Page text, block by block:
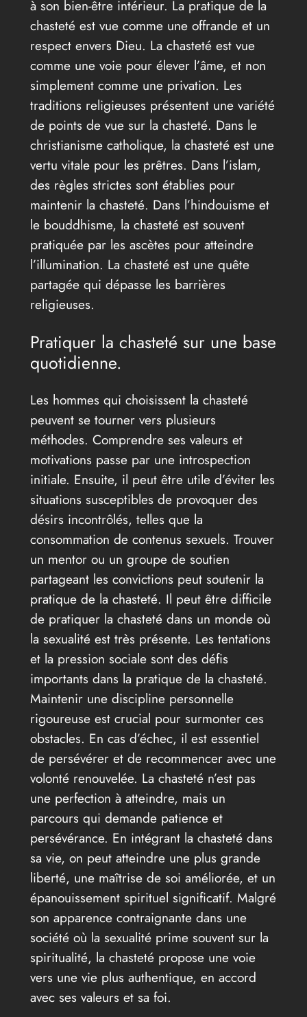
à son bien-être intérieur. La pratique de la
chasteté est vue comme une offrande et un
respect envers Dieu. La chasteté est vue
comme une voie pour élever l’âme, et non
simplement comme une privation. Les
traditions religieuses présentent une variété
de points de vue sur la chasteté. Dans le
christianisme catholique, la chasteté est une
vertu vitale pour les prêtres. Dans l’islam,
des règles strictes sont établies pour
maintenir la chasteté. Dans l’hindouisme et
le bouddhisme, la chasteté est souvent
pratiquée par les ascètes pour atteindre
l’illumination. La chasteté est une quête
partagée qui dépasse les barrières
religieuses.
Pratiquer la chasteté sur une base
quotidienne.
Les hommes qui choisissent la chasteté
peuvent se tourner vers plusieurs
méthodes. Comprendre ses valeurs et
motivations passe par une introspection
initiale. Ensuite, il peut être utile d’éviter les
situations susceptibles de provoquer des
désirs incontrôlés, telles que la
consommation de contenus sexuels. Trouver
un mentor ou un groupe de soutien
partageant les convictions peut soutenir la
pratique de la chasteté. Il peut être difficile
de pratiquer la chasteté dans un monde où
la sexualité est très présente. Les tentations
et la pression sociale sont des défis
importants dans la pratique de la chasteté.
Maintenir une discipline personnelle
rigoureuse est crucial pour surmonter ces
obstacles. En cas d’échec, il est essentiel
de persévérer et de recommencer avec une
volonté renouvelée. La chasteté n’est pas
une perfection à atteindre, mais un
parcours qui demande patience et
persévérance. En intégrant la chasteté dans
sa vie, on peut atteindre une plus grande
liberté, une maîtrise de soi améliorée, et un
épanouissement spirituel significatif. Malgré
son apparence contraignante dans une
société où la sexualité prime souvent sur la
spiritualité, la chasteté propose une voie
vers une vie plus authentique, en accord
avec ses valeurs et sa foi.